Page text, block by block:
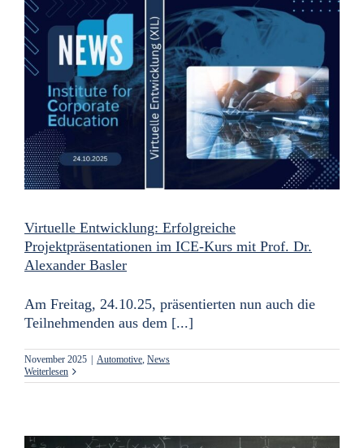
Virtuelle Entwicklung: Erfolgreiche
Projektpräsentationen im ICE-Kurs mit Prof. Dr.
Alexander Basler
Am Freitag, 24.10.25, präsentierten nun auch die
Teilnehmenden aus dem [...]
November 2025 | Automotive News
Weiterlesen